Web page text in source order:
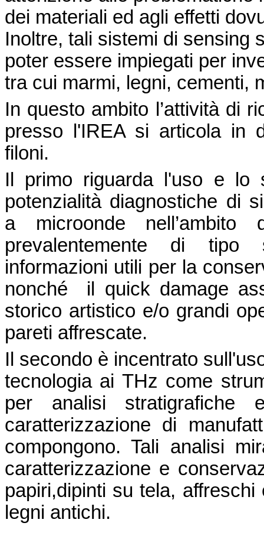
dei materiali ed agli effetti
Inoltre, tali sistemi di sensing
poter essere impiegati per
tra cui marmi, legni, cementi,
In questo ambito l’attività di
presso l'IREA si articola in
filoni.
Il primo riguarda l'uso e lo
potenzialità diagnostiche di
a microonde nell’ambito
prevalentemente di tipo
informazioni utili per la
nonché il quick damage
storico artistico e/o grandi
pareti affrescate.
Il secondo è incentrato
tecnologia ai THz come
per analisi stratigrafiche
caratterizzazione di
compongono. Tali analisi
caratterizzazione e
papiri,dipinti su tela,
legni antichi.